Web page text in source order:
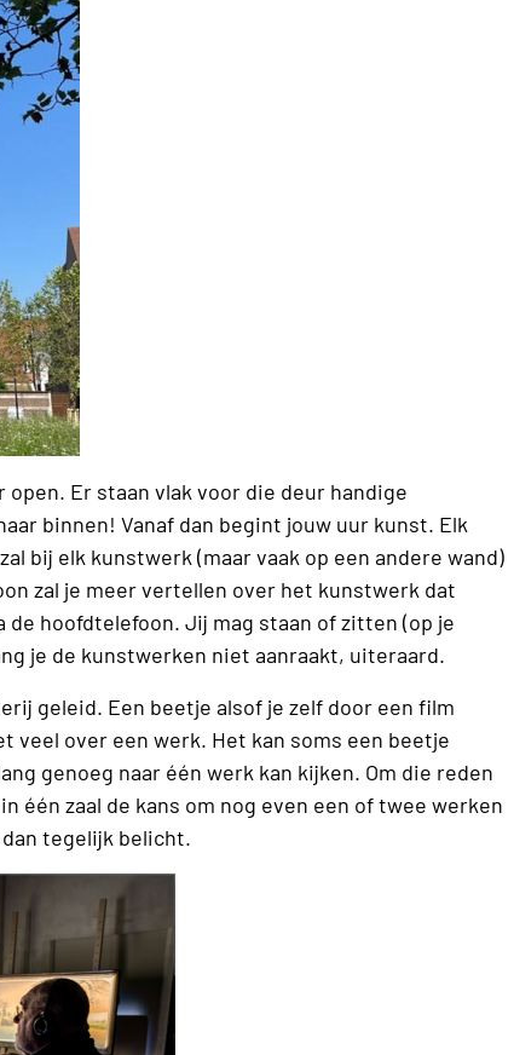
Er staan vlak voor die deur handige
binnen! Vanaf dan begint jouw uur kunst. Elk
bij elk kunstwerk (maar vaak op een andere wand)
zal je meer vertellen over het kunstwerk dat
hoofdtelefoon. Jij mag staan of zitten (op je
je de kunstwerken niet aanraakt, uiteraard.
geleid. Een beetje alsof je zelf door een film
veel over een werk. Het kan soms een beetje
genoeg naar één werk kan kijken. Om die reden
één zaal de kans om nog even een of twee werken
tegelijk belicht.